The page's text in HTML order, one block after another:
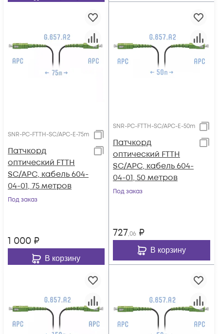
SNR-PC-FTTH-SC/APC-E-75m
Патчкорд
оптический FTTH
SC/APC, кабель 604-
04-01, 75 метров
Под заказ
1 000 ₽
В корзину
SNR-PC-FTTH-SC/APC-E-50m
Патчкорд
оптический FTTH
SC/APC, кабель 604-
04-01, 50 метров
Под заказ
727,06 ₽
В корзину